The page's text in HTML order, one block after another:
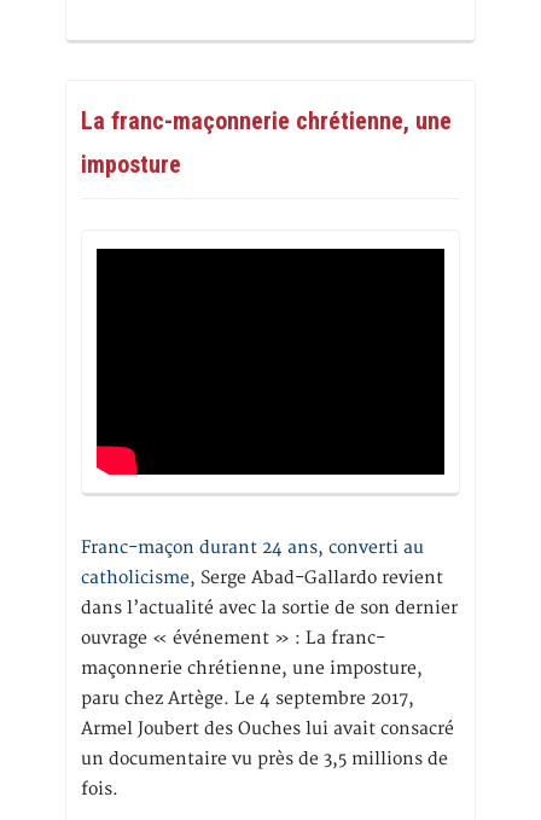
La franc-maçonnerie chrétienne, une
imposture
Franc-maçon durant 24 ans, converti au
catholicisme, Serge Abad-Gallardo revient
dans l’actualité avec la sortie de son dernier
ouvrage « événement » : La franc-
maçonnerie chrétienne, une imposture,
paru chez Artège. Le 4 septembre 2017,
Armel Joubert des Ouches lui avait consacré
un documentaire vu près de 3,5 millions de
fois.